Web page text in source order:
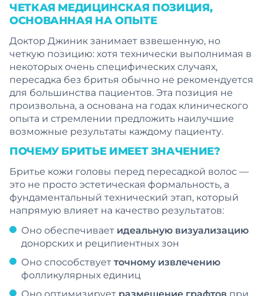
ЧЕТКАЯ МЕДИЦИНСКАЯ ПОЗИЦИЯ,
ОСНОВАННАЯ НА ОПЫТЕ
Доктор Джиник занимает взвешенную, но
четкую позицию: хотя технически выполнимая в
некоторых очень специфических случаях,
пересадка без бритья обычно не рекомендуется
для большинства пациентов. Эта позиция не
произвольна, а основана на годах клинического
опыта и стремлении предложить наилучшие
возможные результаты каждому пациенту.
ПОЧЕМУ БРИТЬЕ ИМЕЕТ ЗНАЧЕНИЕ?
Бритье кожи головы перед пересадкой волос —
это не просто эстетическая формальность, а
фундаментальный технический этап, который
напрямую влияет на качество результатов:
Оно обеспечивает идеальную визуализацию
донорских и реципиентных зон
Оно способствуетточному извлечению
фолликулярных единиц
Оно оптимизирует размещение графтов при